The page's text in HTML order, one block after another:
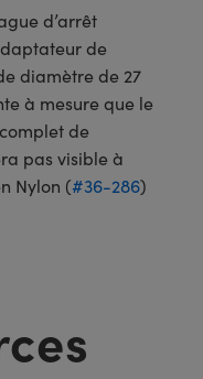
d’arrêt
de
diamètre de 27
à mesure que le
de
pas visible à
Nylon (#36-286)